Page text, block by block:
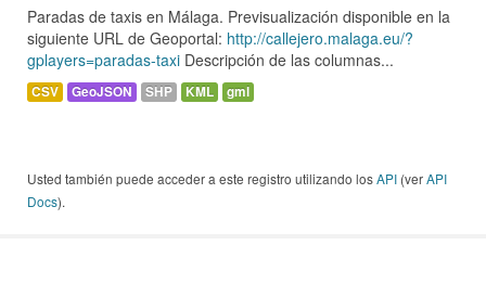
Paradas de taxis en Málaga. Previsualización disponible en la
siguiente URL de Geoportal: http://callejero.malaga.eu/?
gplayers=paradas-taxi Descripción de las columnas...
CSV GeoJSON SHP KML gml
Usted también puede acceder a este registro utilizando losAPI (verAPI
Docs).